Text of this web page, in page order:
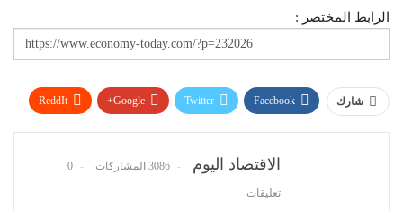
الرابط المختصر :
شارك Facebook
Twitter
Google+
ReddIt
الاقتصاد اليوم 3086 المشاركات 0
تعليقات